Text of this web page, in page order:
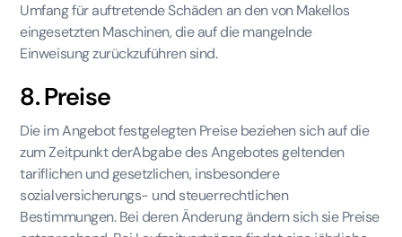
Umfang für auftretende Schäden an den von Makellos
eingesetzten Maschinen, die auf die mangelnde
Einweisung zurückzuführen sind.
8. Preise
Die im Angebot festgelegten Preise beziehen sich auf die
zum Zeitpunkt derAbgabe des Angebotes geltenden
tariflichen und gesetzlichen, insbesondere
sozialversicherungs- und steuerrechtlichen
Bestimmungen. Bei deren Änderung ändern sich sie Preise